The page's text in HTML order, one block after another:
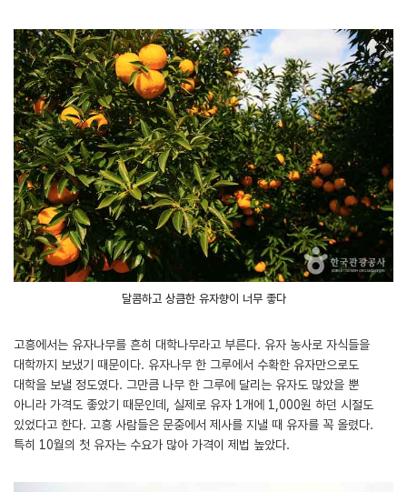
달콤하고 상큼한 유자향이 너무 좋다
고흥에서는 유자나무를 흔히 대학나무라고 부른다. 유자 농사로 자식들을
대학까지 보냈기 때문이다. 유자나무 한 그루에서 수확한 유자만으로도
대학을 보낼 정도였다. 그만큼 나무 한 그루에 달리는 유자도 많았을 뿐
아니라 가격도 좋았기 때문인데, 실제로 유자 1개에 1,000원 하던 시절도
있었다고 한다. 고흥 사람들은 문중에서 제사를 지낼 때 유자를 꼭 올렸다.
특히 10월의 첫 유자는 수요가 많아 가격이 제법 높았다.